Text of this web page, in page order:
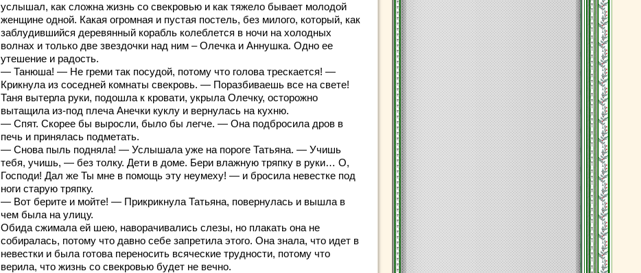
услышал, как сложна жизнь со свекровью и как тяжело бывает молодой
женщине одной. Какая огромная и пустая постель, без милого, который, как
заблудившийся деревянный корабль колеблется в ночи на холодных
волнах и только две звездочки над ним – Олечка и Аннушка. Одно ее
утешение и радость.
— Танюша! — Не греми так посудой, потому что голова трескается! —
Крикнула из соседней комнаты свекровь. — Поразбиваешь все на свете!
Таня вытерла руки, подошла к кровати, укрыла Олечку, осторожно
вытащила из-под плеча Анечки куклу и вернулась на кухню.
— Спят. Скорее бы выросли, было бы легче. — Она подбросила дров в
печь и принялась подметать.
— Снова пыль подняла! — Услышала уже на пороге Татьяна. — Учишь
тебя, учишь, — без толку. Дети в доме. Бери влажную тряпку в руки… О,
Господи! Дал же Ты мне в помощь эту неумеху! — и бросила невестке под
ноги старую тряпку.
— Вот берите и мойте! — Прикрикнула Татьяна, повернулась и вышла в
чем была на улицу.
Обида сжимала ей шею, наворачивались слезы, но плакать она не
собиралась, потому что давно себе запретила этого. Она знала, что идет в
невестки и была готова переносить всяческие трудности, потому что
верила, что жизнь со свекровью будет не вечно.